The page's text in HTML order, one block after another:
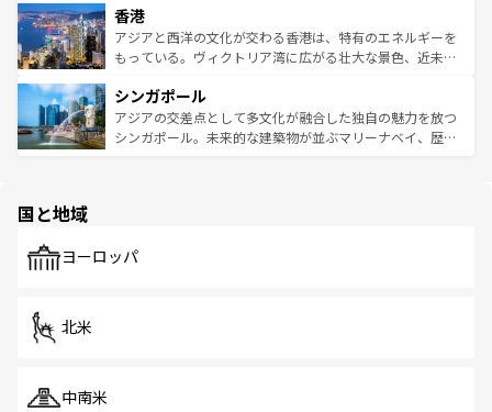
とつ。フォーやバインミー、ベトナムコーヒーなどは、ぜ
ひ現地で味わいたい。どの地域を訪れてもあたたかい人々
が旅行者を迎えてくれるので、きっと忘れられない旅にな
参照してほしい。
の活気が交差している。北部ではチェンマイなどの山岳地
帯で自然と触れ合い、南部ではプーケットやクラビの美し
いビーチでリゾート気分を楽しむことができる。タイ料理
激する。気候は一年中温暖で、どの季節にも異なる楽しみ
が待っている。親しみやすいタイの人々、仏教を中心とし
た文化、そして多様な観光資源が、訪れる旅人を魅了し続
香港
アジアと西洋の文化が交わる香港は、特有のエネルギーを
もっている。ヴィクトリア湾に広がる壮大な景色、近未来
み、どこを訪れても感動するはず。観光スポットが密集し
ており、効率よく見どころを回れるのも魅力。息をのむよ
うな絶景から文化的な体験まで、香港を存分に楽しみ尽く
シンガポール
アジアの交差点として多文化が融合した独自の魅力を放つ
シンガポール。未来的な建築物が並ぶマリーナベイ、歴史
で、ホーカーズは地元の風情を楽しめる外せないスポット
国と地域
ヨーロッパ
北米
中南米